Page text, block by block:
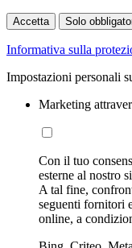
Accetta Solo
Informativa sulla
Impostazioni personali
Marketing
Con il tuo
esterne al nostro
A tal fine,
seguenti fornitori
online, a